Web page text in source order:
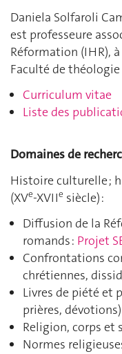
Daniela Solfaroli
est professeure
Réformation (IHR),
Faculté de théologie
Curriculum vitae
Liste des
Domaines de
Histoire culturelle ;
(XVe-XVIIe siècle) :
Diffusion de la
romands : Projet
Confrontations
chrétiennes,
Livres de piété et
prières, dévotions)
Religion, corps et
Normes